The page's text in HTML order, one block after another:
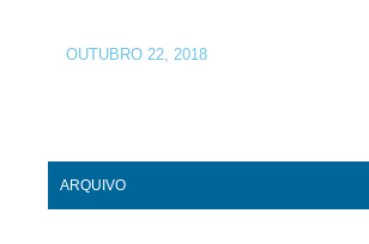
OUTUBRO 22, 2018
ARQUIVO